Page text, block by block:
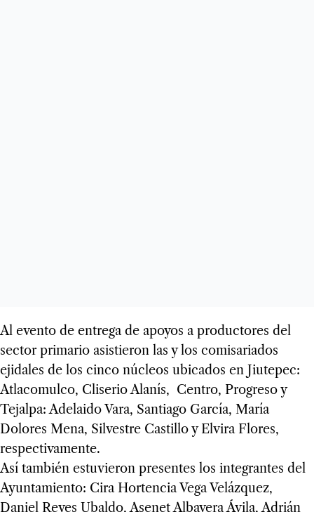
Al evento de entrega de apoyos a productores del
sector primario asistieron las y los comisariados
ejidales de los cinco núcleos ubicados en Jiutepec:
Atlacomulco, Cliserio Alanís, Centro, Progreso y
Tejalpa: Adelaido Vara, Santiago García, María
Dolores Mena, Silvestre Castillo y Elvira Flores,
respectivamente.
Así también estuvieron presentes los integrantes del
Ayuntamiento: Cira Hortencia Vega Velázquez,
Daniel Reyes Ubaldo, Asenet Albavera Ávila, Adrián